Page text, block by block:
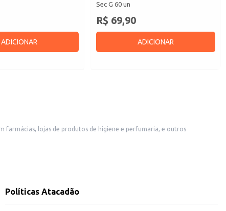
ADICIONAR
Sec G 60 un
R$ 69,90
ADICIONAR
Políticas Atacadão